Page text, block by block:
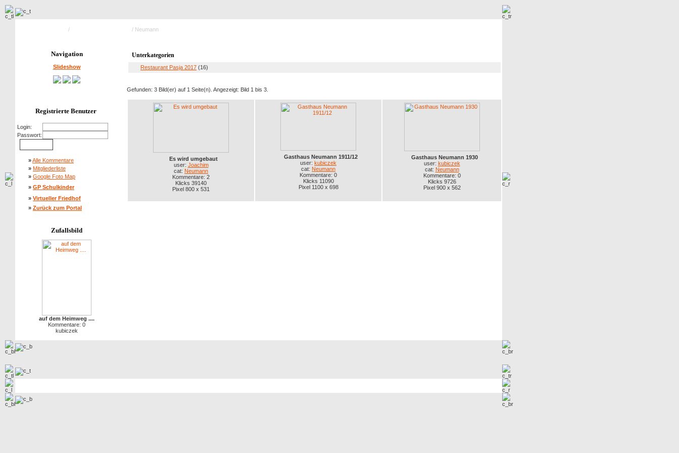
/ / Neumann
Navigation
Slideshow
Registrierte Benutzer
Login:
Passwort:
»Alle Kommentare
» Mitgliederliste
» Google Foto Map
» GP Schulkinder
» Virtueller Friedhof
» Zurück zum Portal
Zufallsbild
auf dem Heimweg ....
Kommentare: 0
kubiczek
Unterkategorien
Restaurant Pasja 2017 (16)
Gefunden: 3 Bild(er) auf 1 Seite(n). Angezeigt: Bild 1 bis 3.
Es wird umgebaut
user: Joachim
cat: Neumann
Kommentare: 2
Klicks 39140
Pixel 800 x 531
Gasthaus Neumann 1911/12
user: kubiczek
cat: Neumann
Kommentare: 0
Klicks 11090
Pixel 1100 x 698
Gasthaus Neumann 1930
user: kubiczek
cat: Neumann
Kommentare: 0
Klicks 9726
Pixel 900 x 562